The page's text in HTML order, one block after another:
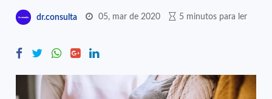
dr.consulta 05, mar de 2020 5 minutos para ler